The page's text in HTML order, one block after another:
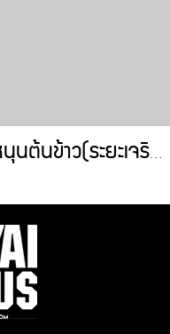
ระโนด | เร่งสูบน้ำช่วยนาปรัง หนุนต้นข้าว(ระยะเจริญเติบโต-แตกกอ)